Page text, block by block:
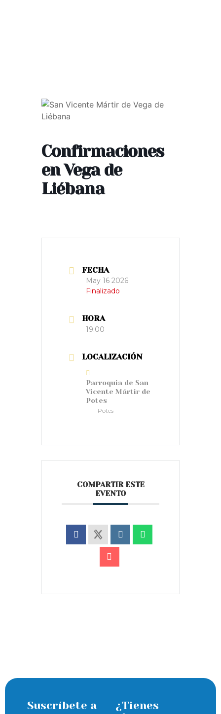
Confirmaciones
en Vega de
Liébana
FECHA
May 16 2026
Finalizado
HORA
19:00
LOCALIZACIÓN
Parroquia de San
Vicente Mártir de
Potes
Potes
COMPARTIR ESTE
EVENTO
Suscríbete a
¿Tienes